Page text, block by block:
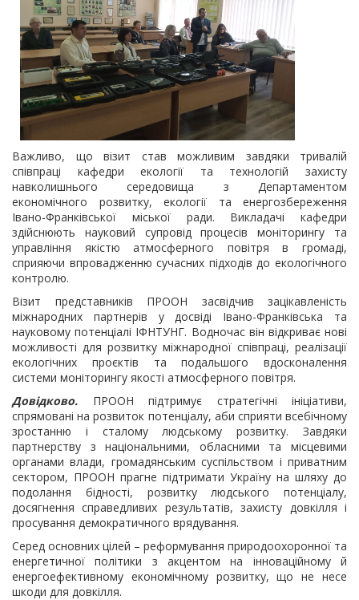
Важливо, що візит став можливим завдяки тривалій
співпраці кафедри екології та технологій захисту
навколишнього середовища з Департаментом
економічного розвитку, екології та енергозбереження
Івано-Франківської міської ради. Викладачі кафедри
здійснюють науковий супровід процесів моніторингу та
управління якістю атмосферного повітря в громаді,
сприяючи впровадженню сучасних підходів до екологічного
контролю.
Візит представників ПРООН засвідчив зацікавленість
міжнародних партнерів у досвіді Івано-Франківська та
науковому потенціалі ІФНТУНГ. Водночас він відкриває нові
можливості для розвитку міжнародної співпраці, реалізації
екологічних проєктів та подальшого вдосконалення
системи моніторингу якості атмосферного повітря.
Довідково. ПРООН підтримує стратегічні ініціативи,
спрямовані на розвиток потенціалу, аби сприяти всебічному
зростанню і сталому людському розвитку. Завдяки
партнерству з національними, обласними та місцевими
органами влади, громадянським суспільством і приватним
сектором, ПРООН прагне підтримати Україну на шляху до
подолання бідності, розвитку людського потенціалу,
досягнення справедливих результатів, захисту довкілля і
просування демократичного врядування.
Серед основних цілей – реформування природоохоронної та
енергетичної політики з акцентом на інноваційному й
енергоефективному економічному розвитку, що не несе
шкоди для довкілля.